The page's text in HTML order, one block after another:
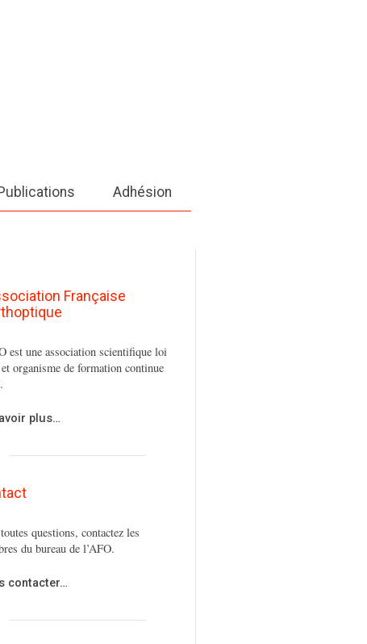
Adhésion
Française
est une association scientifique loi
et organisme de formation continue
plus…
questions, contactez les
du bureau de l’AFO.
contacter…